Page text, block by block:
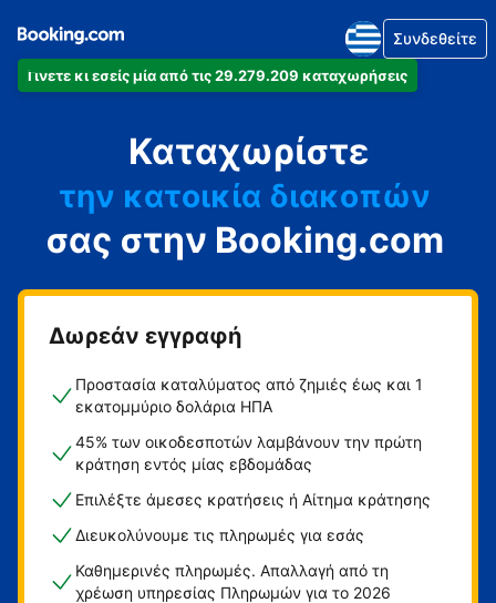
Γίνετε κι εσείς μία από τις 29.279.209 καταχωρήσεις
Συνδεθείτε
Καταχωρίστε
το ξενοδοχείο
την κατοικία διακοπών
τον ξενώνα
τη βίλα
σας στην Booking.com
Δωρεάν εγγραφή
Προστασία καταλύματος από ζημιές έως και 1
εκατομμύριο δολάρια ΗΠΑ
45% των οικοδεσποτών λαμβάνουν την πρώτη
κράτηση εντός μίας εβδομάδας
Επιλέξτε άμεσες κρατήσεις ή Αίτημα κράτησης
Διευκολύνουμε τις πληρωμές για εσάς
Καθημερινές πληρωμές. Απαλλαγή από τη
χρέωση υπηρεσίας Πληρωμών για το 2026